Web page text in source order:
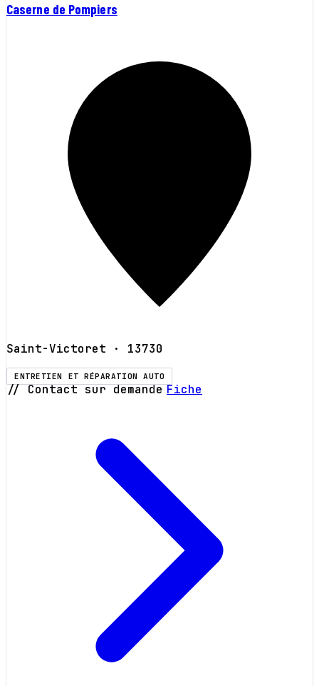
Caserne de Pompiers
Saint-Victoret · 13730
ENTRETIEN ET RÉPARATION AUTO
// Contact sur demande Fiche